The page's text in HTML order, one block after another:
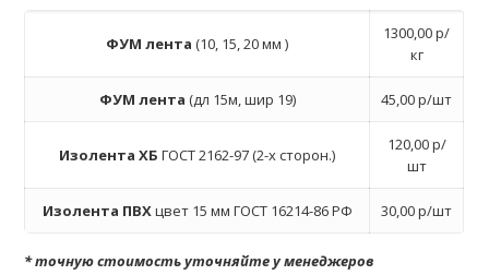
ФУМ лента (10, 15, 20 мм )
1300,00 р/
кг
ФУМ лента (дл 15м, шир 19) 45,00 р/шт
Изолента ХБ ГОСТ 2162-97 (2-х сторон.)
120,00 р/
шт
Изолента ПВХцвет 15 мм ГОСТ 16214-86 РФ 30,00 р/шт
* точную стоимость уточняйте у менеджеров